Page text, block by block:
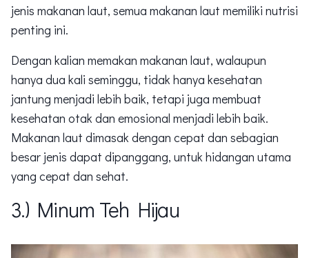
jenis makanan laut, semua makanan laut memiliki nutrisi
penting ini.
Dengan kalian memakan makanan laut, walaupun
hanya dua kali seminggu, tidak hanya kesehatan
jantung menjadi lebih baik, tetapi juga membuat
kesehatan otak dan emosional menjadi lebih baik.
Makanan laut dimasak dengan cepat dan sebagian
besar jenis dapat dipanggang, untuk hidangan utama
yang cepat dan sehat.
3.) Minum Teh Hijau